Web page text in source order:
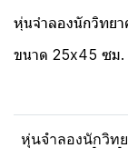
หุ่นจำลองนักวิทย
ขนาด 25x45 ซม.
หุ่นจำลองนักวิท